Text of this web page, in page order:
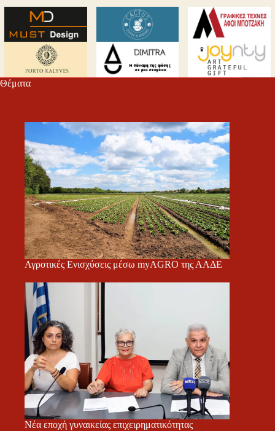
Θέματα
Αγροτικές Ενισχύσεις μέσω myAGRO της ΑΑΔΕ
Νέα εποχή γυναικείας επιχειρηματικότητας